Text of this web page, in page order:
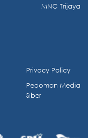
MNC Trijaya
Privacy Policy
Pedoman Media
Siber